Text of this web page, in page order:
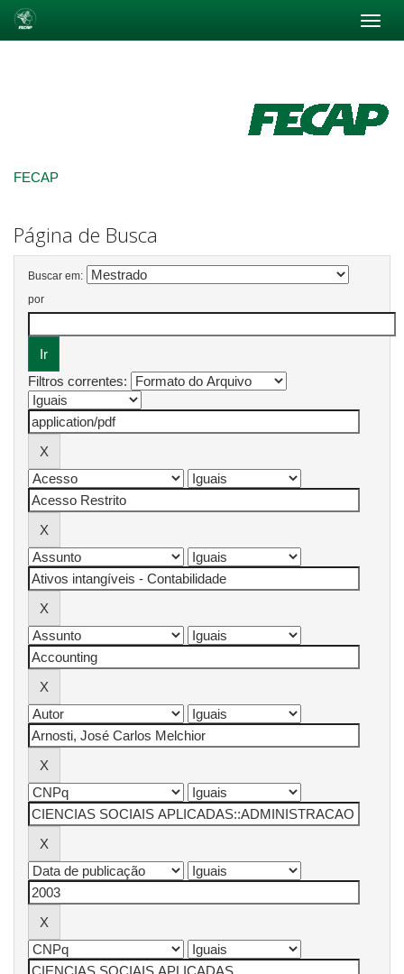
FECAP
Página de Busca
Buscar em:
por
Filtros correntes: